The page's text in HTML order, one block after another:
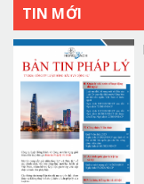
TIN MỚI